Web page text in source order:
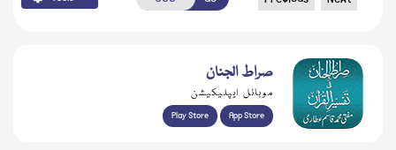
صراط الجنان
موبائل ایپلیکیشن
Play Store App Store